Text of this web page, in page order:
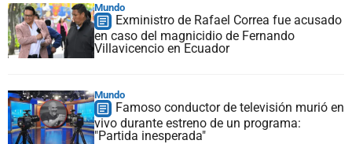
Mundo
Exministro de Rafael Correa fue acusado
en caso del magnicidio de Fernando
Villavicencio en Ecuador
Mundo
Famoso conductor de televisión murió en
vivo durante estreno de un programa:
"Partida inesperada"